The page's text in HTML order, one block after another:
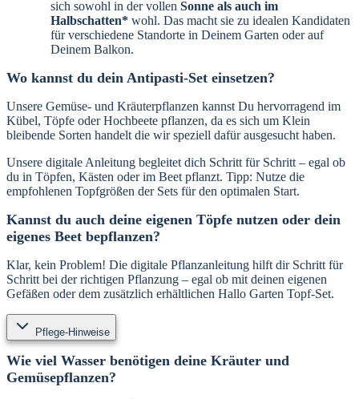
sich sowohl in der vollen Sonne als auch im
Halbschatten* wohl. Das macht sie zu idealen Kandidaten
für verschiedene Standorte in Deinem Garten oder auf
Deinem Balkon.
Wo kannst du dein Antipasti-Set einsetzen?
Unsere Gemüse- und Kräuterpflanzen kannst Du hervorragend im
Kübel, Töpfe oder Hochbeete pflanzen, da es sich um Klein
bleibende Sorten handelt die wir speziell dafür ausgesucht haben.
Unsere digitale Anleitung begleitet dich Schritt für Schritt – egal ob
du in Töpfen, Kästen oder im Beet pflanzt. Tipp: Nutze die
empfohlenen Topfgrößen der Sets für den optimalen Start.
Kannst du auch deine eigenen Töpfe nutzen oder dein
eigenes Beet bepflanzen?
Klar, kein Problem! Die digitale Pflanzanleitung hilft dir Schritt für
Schritt bei der richtigen Pflanzung – egal ob mit deinen eigenen
Gefäßen oder dem zusätzlich erhältlichen Hallo Garten Topf-Set.
Pflege-Hinweise
Wie viel Wasser benötigen deine Kräuter und
Gemüsepflanzen?